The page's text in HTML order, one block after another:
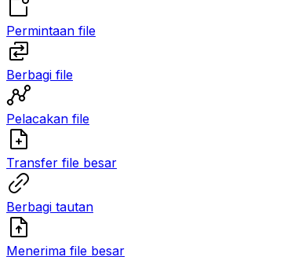
Permintaan file
Berbagi file
Pelacakan file
Transfer file besar
Berbagi tautan
Menerima file besar